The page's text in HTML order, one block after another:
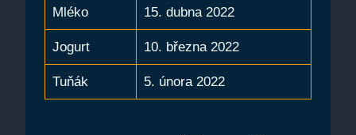
Mléko 15. dubna 2022
Jogurt 10. ⁣března 2022
Tuňák 5. února 2022